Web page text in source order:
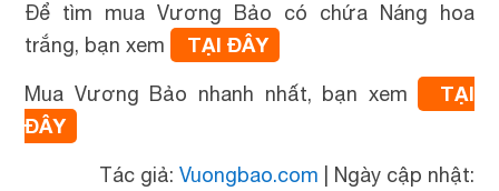
Để tìm mua Vương Bảo có chứa Náng hoa
trắng, bạn xem
TẠI ĐÂY
Mua Vương Bảo nhanh nhất, bạn xem
TẠI
ĐÂY
Tác giả: Vuongbao.com
Ngày cập nhật: